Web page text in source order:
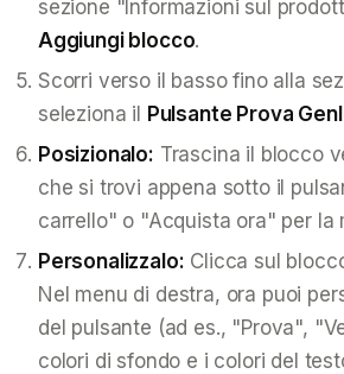
sezione "Informazioni sul
Aggiungi blocco.
Scorri verso il basso fino alla
seleziona il Pulsante Prova
Posizionalo: Trascina il blocco
che si trovi appena sotto il
carrello" o "Acquista ora" per la
Personalizzalo: Clicca sul
Nel menu di destra, ora puoi
del pulsante (ad es., "Prova",
colori di sfondo e i colori del